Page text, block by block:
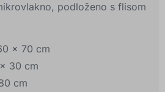
podloženo s flisom
x 70 cm
30 cm
cm